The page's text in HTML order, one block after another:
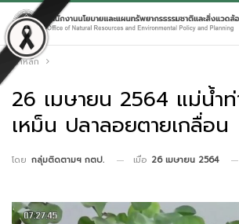
หน้าหลัก
26 เมษายน 2564 แม่น้ำท่
เหม็น ปลาลอยตายเกลื่อน
โดย กลุ่มติดตามฯ กตป. เมื่อ 26 เมษายน 2564